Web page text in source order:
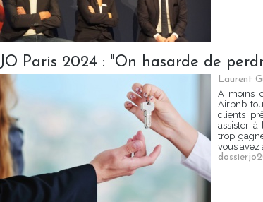
JO Paris 2024 : "On hasarde de
Laurent
A moins
Airbnb
clients
assister à
trop
vous avez